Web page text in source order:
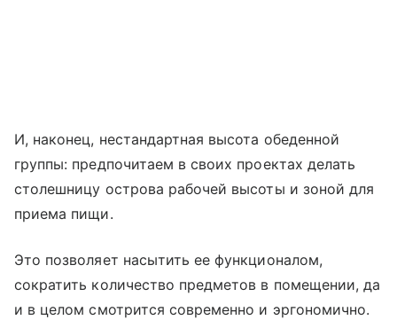
И, наконец, нестандартная высота обеденной
группы: предпочитаем в своих проектах делать
столешницу острова рабочей высоты и зоной для
приема пищи.
Это позволяет насытить ее функционалом,
сократить количество предметов в помещении, да
и в целом смотрится современно и эргономично.